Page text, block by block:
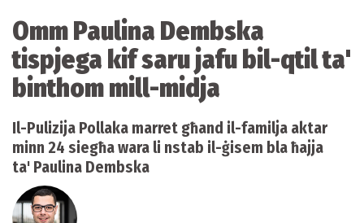
Omm Paulina Dembska
tispjega kif saru jafu bil-qtil ta'
binthom mill-midja
Il-Pulizija Pollaka marret għand il-familja aktar
minn 24 siegħa wara li nstab il-ġisem bla ħajja
ta' Paulina Dembska